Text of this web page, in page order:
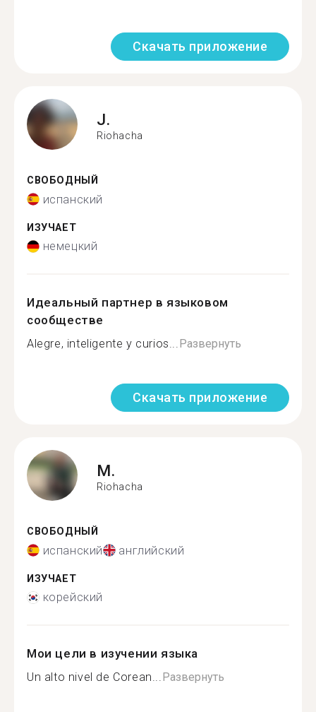
Скачать приложение
J.
Riohacha
СВОБОДНЫЙ
испанский
ИЗУЧАЕТ
немецкий
Идеальный партнер в языковом
сообществе
Alegre, inteligente y curios...Развернуть
Скачать приложение
M.
Riohacha
СВОБОДНЫЙ
испанский английский
ИЗУЧАЕТ
корейский
Мои цели в изучении языка
Un alto nivel de Corean...Развернуть